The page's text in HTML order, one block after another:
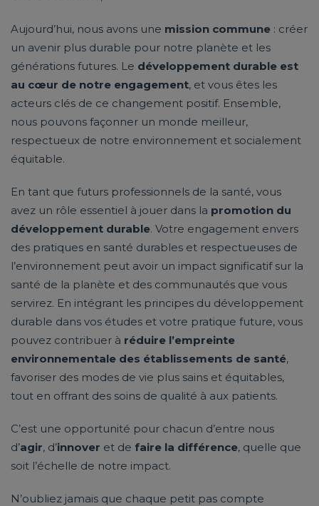
Aujourd’hui, nous avons une mission commune : créer
un avenir plus durable pour notre planète et les
générations futures. Le développement durable est
au cœur de notre engagement, et vous êtes les
acteurs clés de ce changement positif. Ensemble,
nous pouvons façonner un monde meilleur,
respectueux de notre environnement et socialement
équitable.
En tant que futurs professionnels de la santé, vous
avez un rôle essentiel à jouer dans la promotion du
développement durable. Votre engagement envers
des pratiques en santé durables et respectueuses de
l’environnement peut avoir un impact significatif sur la
santé de la planète et des communautés que vous
servirez. En intégrant les principes du développement
durable dans vos études et votre pratique future, vous
pouvez contribuer à réduire l’empreinte
environnementale des établissements de santé,
favoriser des modes de vie plus sains et équitables,
tout en offrant des soins de qualité à aux patients.
C’est une opportunité pour chacun d’entre nous
d’agir, d’innover et de faire la différence, quelle que
soit l’échelle de notre impact.
N’oubliez jamais que chaque petit pas compte